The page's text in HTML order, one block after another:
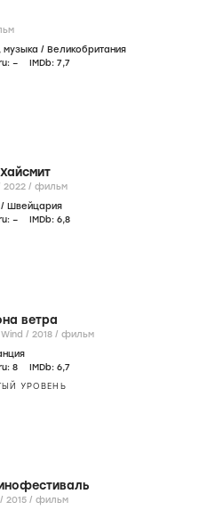
музыка / Великобритания
– IMDb: 7,7
2022 / фильм
/ Швейцария
– IMDb: 6,8
ветра
Other Side of the Wind / 2018 / фильм
8 IMDb: 6,7
УРОВЕНЬ
Last Film Festival / 2015 / фильм